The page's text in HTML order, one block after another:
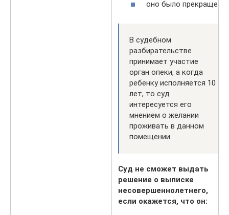
оно было прекращено.
В судебном
разбирательстве
принимает участие
орган опеки, а когда
ребенку исполняется 10
лет, то суд
интересуется его
мнением о желании
проживать в данном
помещении.
Суд не сможет выдать
решение о выписке
несовершеннолетнего,
если окажется, что он: